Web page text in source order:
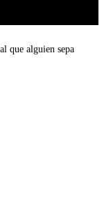
que alguien sepa